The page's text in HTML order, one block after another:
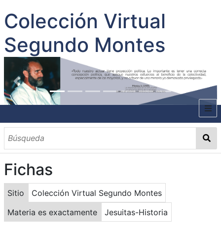
Colección Virtual
Segundo Montes
INICIO
SOBRE EL AUTOR
CONTENIDO
TODOS LOS DOCUMENTOS
CATEGORIAS
OBRAS SOBRE EL AUTOR P. SEGUNDO MONTES
MATERIAS
PALABRAS CLAVES
MULTIMEDIA
GALERÍA
Fichas
Sitio
Colección Virtual Segundo Montes
Materia es exactamente
Jesuitas-Historia